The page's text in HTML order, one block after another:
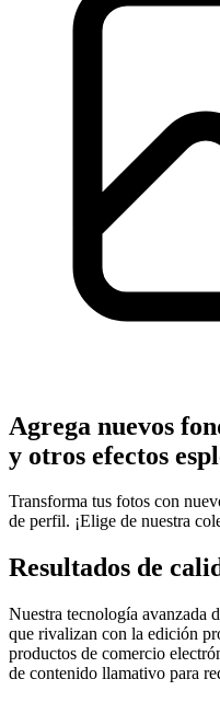
Agrega nuevos
y otros efectos
Transforma tus fotos con
de perfil. ¡Elige de nuestra
Resultados de
Nuestra tecnología avanzada
que rivalizan con la edición
productos de comercio
de contenido llamativo para